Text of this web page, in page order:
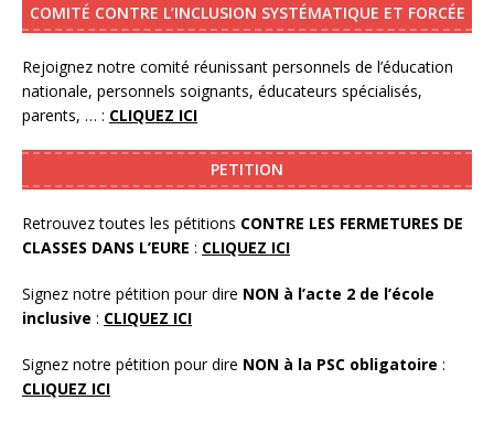
COMITÉ CONTRE L’INCLUSION SYSTÉMATIQUE ET FORCÉE
Rejoignez notre comité réunissant personnels de l’éducation
nationale, personnels soignants, éducateurs spécialisés,
parents, … : CLIQUEZ ICI
PETITION
Retrouvez toutes les pétitions CONTRE LES FERMETURES DE
CLASSES DANS L’EURE : CLIQUEZ ICI
Signez notre pétition pour dire NON à l’acte 2 de l’école
inclusive : CLIQUEZ ICI
Signez notre pétition pour dire NON à la PSC obligatoire :
CLIQUEZ ICI